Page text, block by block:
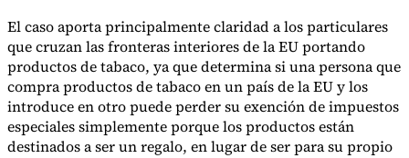
El caso aporta principalmente claridad a los particulares
que cruzan las fronteras interiores de la EU portando
productos de tabaco, ya que determina si una persona que
compra productos de tabaco en un país de la EU y los
introduce en otro puede perder su exención de impuestos
especiales simplemente porque los productos están
destinados a ser un regalo, en lugar de ser para su propio